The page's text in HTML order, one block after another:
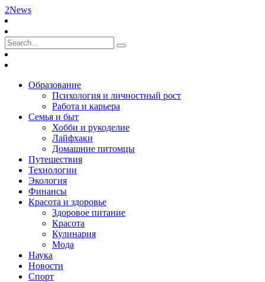
2News
Образование
Психология и личностный рост
Работа и карьера
Семья и быт
Хобби и рукоделие
Лайфхаки
Домашние питомцы
Путешествия
Технологии
Экология
Финансы
Красота и здоровье
Здоровое питание
Красота
Кулинария
Мода
Наука
Новости
Спорт